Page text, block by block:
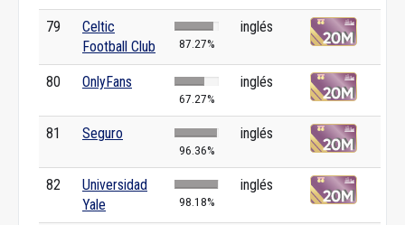
79
Celtic
Football Club
87.27%
inglés
80 OnlyFans
67.27%
inglés
81 Seguro
96.36%
inglés
82
Universidad
Yale
98.18%
inglés